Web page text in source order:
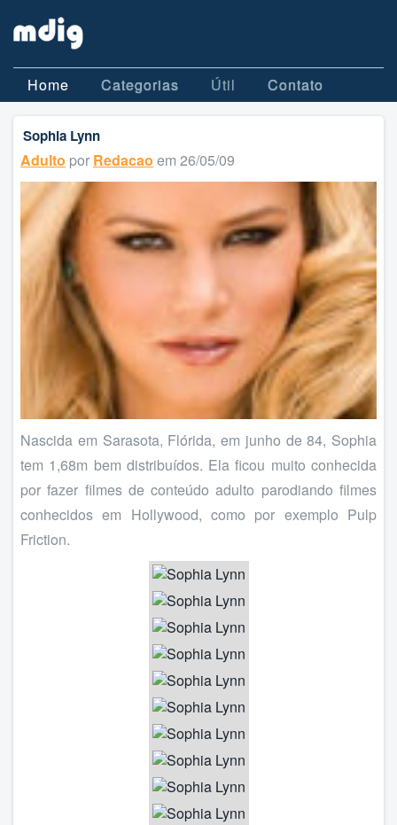
Home Categorias Útil Contato
Sophia Lynn
Adulto por Redacao em 26/05/09
Nascida em Sarasota, Flórida, em junho de 84, Sophia
tem 1,68m bem distribuídos. Ela ficou muito conhecida
por fazer filmes de conteúdo adulto parodiando filmes
conhecidos em Hollywood, como por exemplo Pulp
Friction.